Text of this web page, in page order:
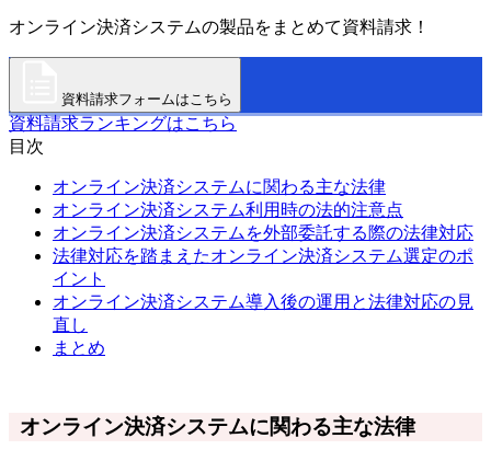
オンライン決済システムの製品をまとめて資料請求！
資料請求フォームはこちら
資料請求ランキングはこちら
目次
オンライン決済システムに関わる主な法律
オンライン決済システム利用時の法的注意点
オンライン決済システムを外部委託する際の法律対応
法律対応を踏まえたオンライン決済システム選定のポ
イント
オンライン決済システム導入後の運用と法律対応の見
直し
まとめ
オンライン決済システムに関わる主な法律